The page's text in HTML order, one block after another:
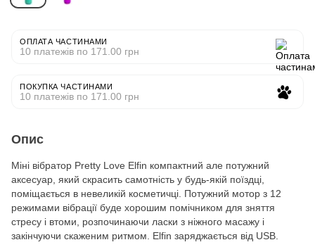
ОПЛАТА ЧАСТИНАМИ
10 платежів по 171.00 грн
ПОКУПКА ЧАСТИНАМИ
10 платежів по 171.00 грн
Опис
Міні вібратор Pretty Love Elfin компактний але потужний
аксесуар, який скрасить самотність у будь-якій поїздці,
поміщається в невеликій косметичці. Потужний мотор з 12
режимами вібрації буде хорошим помічником для зняття
стресу і втоми, розпочинаючи ласки з ніжного масажу і
закінчуючи скаженим ритмом. Elfin заряджається від USB.